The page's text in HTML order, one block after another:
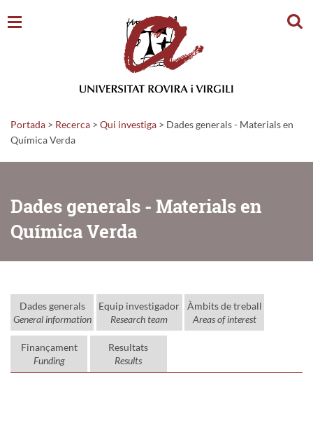
Portada > Recerca > Qui investiga > Dades generals - Materials en
Química Verda
Dades generals - Materials en
Química Verda
Dades generals
General information
Equip investigador
Research team
Àmbits de treball
Areas of interest
Finançament
Funding
Resultats
Results